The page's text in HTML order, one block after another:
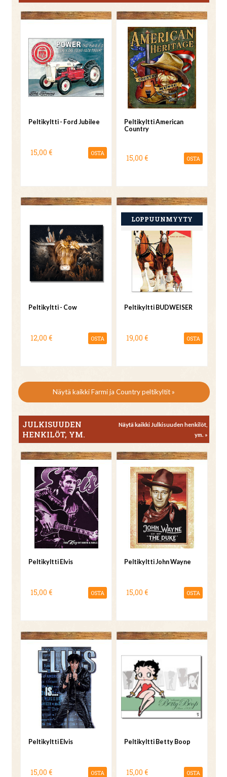
Peltikyltti - Ford Jubilee
15,00 € OSTA
Peltikyltti American
Country
15,00 € OSTA
Peltikyltti - Cow
12,00 € OSTA
Peltikyltti BUDWEISER
19,00 € OSTA
Näytä kaikki Farmi ja Country peltikyltit »
JULKISUUDEN
HENKILÖT, YM.
Näytä kaikki Julkisuuden henkilöt,
ym. »
Peltikyltti Elvis
15,00 € OSTA
Peltikyltti John Wayne
15,00 € OSTA
Peltikyltti Elvis
15,00 € OSTA
Peltikyltti Betty Boop
15,00 € OSTA